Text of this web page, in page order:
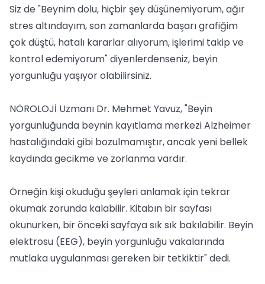
Siz de "Beynim dolu, hiçbir şey düşünemiyorum, ağır
stres altındayım, son zamanlarda başarı grafiğim
çok düştü, hatalı kararlar alıyorum, işlerimi takip ve
kontrol edemiyorum" diyenlerdenseniz, beyin
yorgunluğu yaşıyor olabilirsiniz.
NÖROLOJİ Uzmanı Dr. Mehmet Yavuz, "Beyin
yorgunluğunda beynin kayıtlama merkezi Alzheimer
hastalığındaki gibi bozulmamıştır, ancak yeni bellek
kaydında gecikme ve zorlanma vardır.
Örneğin kişi okuduğu şeyleri anlamak için tekrar
okumak zorunda kalabilir. Kitabın bir sayfası
okunurken, bir önceki sayfaya sık sık bakılabilir. Beyin
elektrosu (EEG), beyin yorgunluğu vakalarında
mutlaka uygulanması gereken bir tetkiktir" dedi.